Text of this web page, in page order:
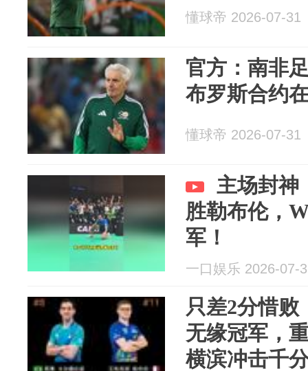
懂球帝 2026-07-31
官方：南非
布罗斯合约
懂球帝 2026-07-31
主场封神
胜勒布伦，
军！
一口娱乐 2026-07-
只差2分惜败
无缘冠军，
横滨冲击千